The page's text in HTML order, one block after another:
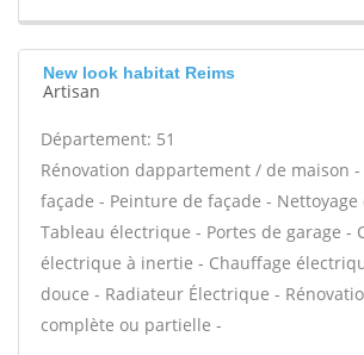
New look habitat Reims
Artisan
Département: 51
Rénovation dappartement / de maison
façade - Peinture de façade - Nettoyage
Tableau électrique - Portes de garage -
électrique à inertie - Chauffage
douce - Radiateur Électrique -
complète ou partielle -